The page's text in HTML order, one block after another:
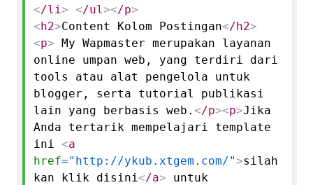
</li> </ul></p>
<h2>Content Kolom Postingan</h2>
<p> My Wapmaster merupakan layanan
online umpan web, yang terdiri dari
tools atau alat pengelola untuk
blogger, serta tutorial publikasi
lain yang berbasis web. </p><p>Jika
Anda tertarik mempelajari template
ini <a
href="http://ykub.xtgem.com/">silah
kan klik disini</a> untuk